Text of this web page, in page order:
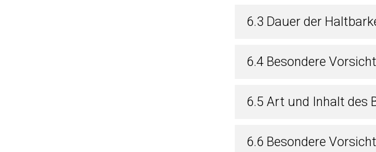
6.3 Dauer der
6.4 Besondere
6.5 Art und Inhalt des
6.6 Besondere